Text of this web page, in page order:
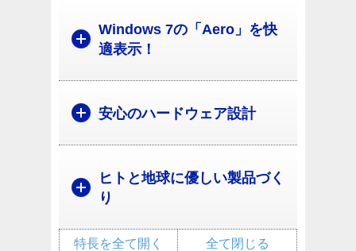
Windows 7の「Aero」を快
適表示！
安心のハードウェア設計
ヒトと地球に優しい製品づく
り
全て閉じる
特長を全て開く